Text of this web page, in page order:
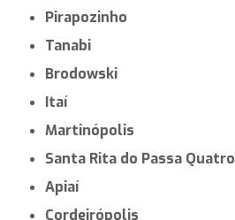
Pirapozinho
Tanabi
Brodowski
Itaí
Martinópolis
Santa Rita do Passa Quatro
Apiaí
Cordeirópolis